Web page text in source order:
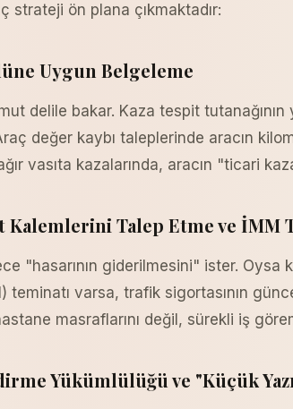
strateji ön plana çıkmaktadır:
Uygun Belgeleme
delile bakar. Kaza tespit
değer kaybı taleplerinde aracın
vasıta kazalarında, aracın "ticari
Kalemlerini Talep Etme ve İMM
"hasarının giderilmesini" ister.
teminatı varsa, trafik sigortasının
masraflarını değil, sürekli iş
Yükümlülüğü ve "Küçük